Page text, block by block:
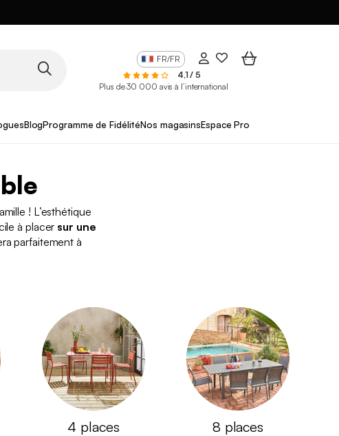
FR/FR
4,1 / 5
Plus de 30 000 avis à l’international
BlogProgramme de FidélitéNos magasinsEspace Pro
! L’esthétique
à placer sur une
parfaitement à
4 places 8 places